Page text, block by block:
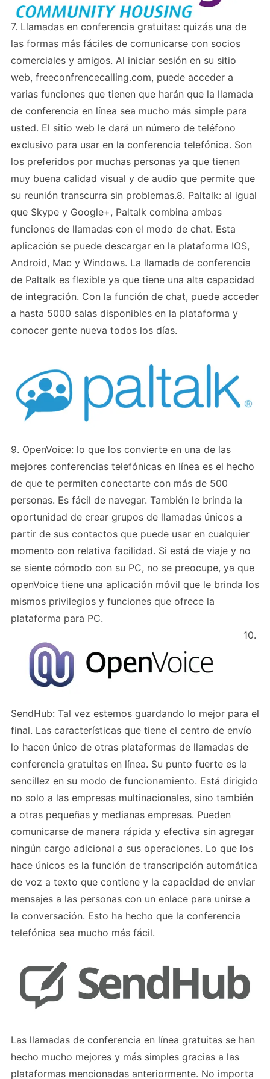
7. Llamadas en conferencia gratuitas: quizás una de
las formas más fáciles de comunicarse con socios
comerciales y amigos. Al iniciar sesión en su sitio
web, freeconfrencecalling.com, puede acceder a
varias funciones que tienen que harán que la llamada
de conferencia en línea sea mucho más simple para
usted. El sitio web le dará un número de teléfono
exclusivo para usar en la conferencia telefónica. Son
los preferidos por muchas personas ya que tienen
muy buena calidad visual y de audio que permite que
su reunión transcurra sin problemas.8. Paltalk: al igual
que Skype y Google+, Paltalk combina ambas
funciones de llamadas con el modo de chat. Esta
aplicación se puede descargar en la plataforma IOS,
Android, Mac y Windows. La llamada de conferencia
de Paltalk es flexible ya que tiene una alta capacidad
de integración. Con la función de chat, puede acceder
a hasta 5000 salas disponibles en la plataforma y
conocer gente nueva todos los días.
9. OpenVoice: lo que los convierte en una de las
mejores conferencias telefónicas en línea es el hecho
de que te permiten conectarte con más de 500
personas. Es fácil de navegar. También le brinda la
oportunidad de crear grupos de llamadas únicos a
partir de sus contactos que puede usar en cualquier
momento con relativa facilidad. Si está de viaje y no
se siente cómodo con su PC, no se preocupe, ya que
openVoice tiene una aplicación móvil que le brinda los
mismos privilegios y funciones que ofrece la
plataforma para PC.
10.
SendHub: Tal vez estemos guardando lo mejor para el
final. Las características que tiene el centro de envío
lo hacen único de otras plataformas de llamadas de
conferencia gratuitas en línea. Su punto fuerte es la
sencillez en su modo de funcionamiento. Está dirigido
no solo a las empresas multinacionales, sino también
a otras pequeñas y medianas empresas. Pueden
comunicarse de manera rápida y efectiva sin agregar
ningún cargo adicional a sus operaciones. Lo que los
hace únicos es la función de transcripción automática
de voz a texto que contiene y la capacidad de enviar
mensajes a las personas con un enlace para unirse a
la conversación. Esto ha hecho que la conferencia
telefónica sea mucho más fácil.
Las llamadas de conferencia en línea gratuitas se han
hecho mucho mejores y más simples gracias a las
plataformas mencionadas anteriormente. No importa